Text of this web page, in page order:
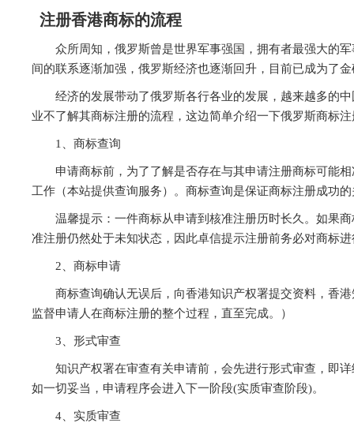
注册香港商标的流程
众所周知，俄罗斯曾是世界军事强国，拥有者最强大的
间的联系逐渐加强，俄罗斯经济也逐渐回升，目前已成为了
经济的发展带动了俄罗斯各行各业的发展，越来越多的
业不了解其商标注册的流程，这边简单介绍一下俄罗斯商标
1、商标查询
申请商标前，为了了解是否存在与其申请注册商标可能
工作（本站提供查询服务）。商标查询是保证商标注册成功
温馨提示：一件商标从申请到核准注册历时长久。如果
准注册仍然处于未知状态，因此卓信提示注册前务必对商标
2、商标申请
商标查询确认无误后，向香港知识产权署提交资料，香
监督申请人在商标注册的整个过程，直至完成。）
3、形式审查
知识产权署在审查有关申请前，会先进行形式审查，即
如一切妥当，申请程序会进入下一阶段(实质审查阶段)。
4、实质审查